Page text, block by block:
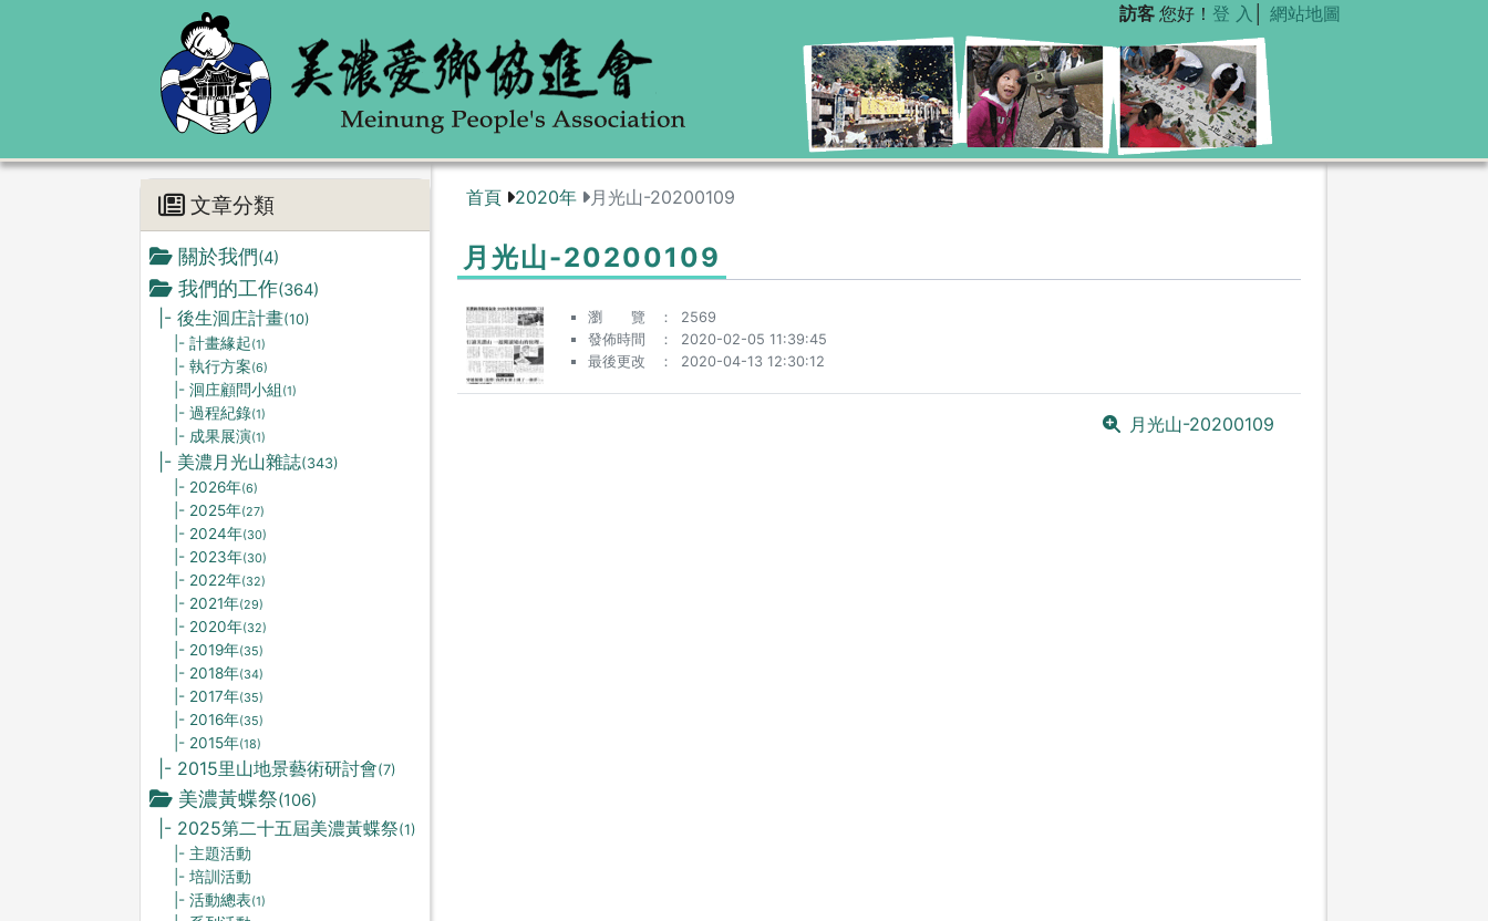
訪客 您好！ 登 入 網站地圖
文章分類
關於我們(4)
我們的工作(364)
|- 後生洄庄計畫(10)
|- 計畫緣起(1)
|- 執行方案(6)
|- 洄庄顧問小組 (1)
|- 過程紀錄(1)
|- 成果展演(1)
|- 美濃月光山雜誌(343)
|- 2026年(6)
|- 2025年(27)
|- 2024年(30)
|- 2023年(30)
|- 2022年(32)
|- 2021年(29)
|- 2020年(32)
|- 2019年(35)
|- 2018年(34)
|- 2017年(35)
|- 2016年(35)
|- 2015年(18)
|- 2015里山地景藝術研討會(7)
美濃黃蝶祭(106)
|- 2025第二十五屆美濃黃蝶祭(1)
|- 主題活動
|- 培訓活動
|- 活動總表(1)
首頁 2020年 月光山-20200109
月光山-20200109
瀏 覽
2569
發佈時間
2020-02-05 11:39:45
最後更改
2020-04-13 12:30:12
月光山-20200109